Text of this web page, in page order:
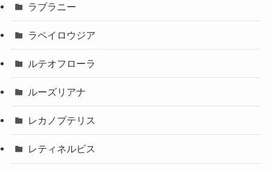
ラブラニー
ラペイロウジア
ルテオフローラ
ルーズリアナ
レカノプテリス
レティネルビス